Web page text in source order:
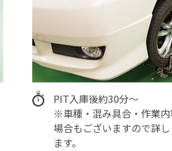
PIT入庫後約30分～
※車種・混み具合・作業
場合もございますので詳
ます。